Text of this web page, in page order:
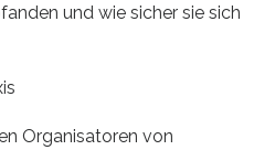
und wie sicher sie sich
Organisatoren von